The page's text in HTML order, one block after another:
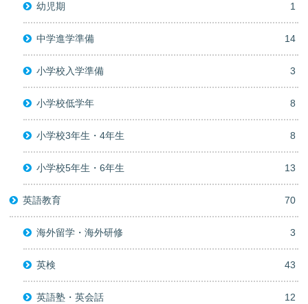
幼児期 1
中学進学準備 14
小学校入学準備 3
小学校低学年 8
小学校3年生・4年生 8
小学校5年生・6年生 13
英語教育 70
海外留学・海外研修 3
英検 43
英語塾・英会話 12